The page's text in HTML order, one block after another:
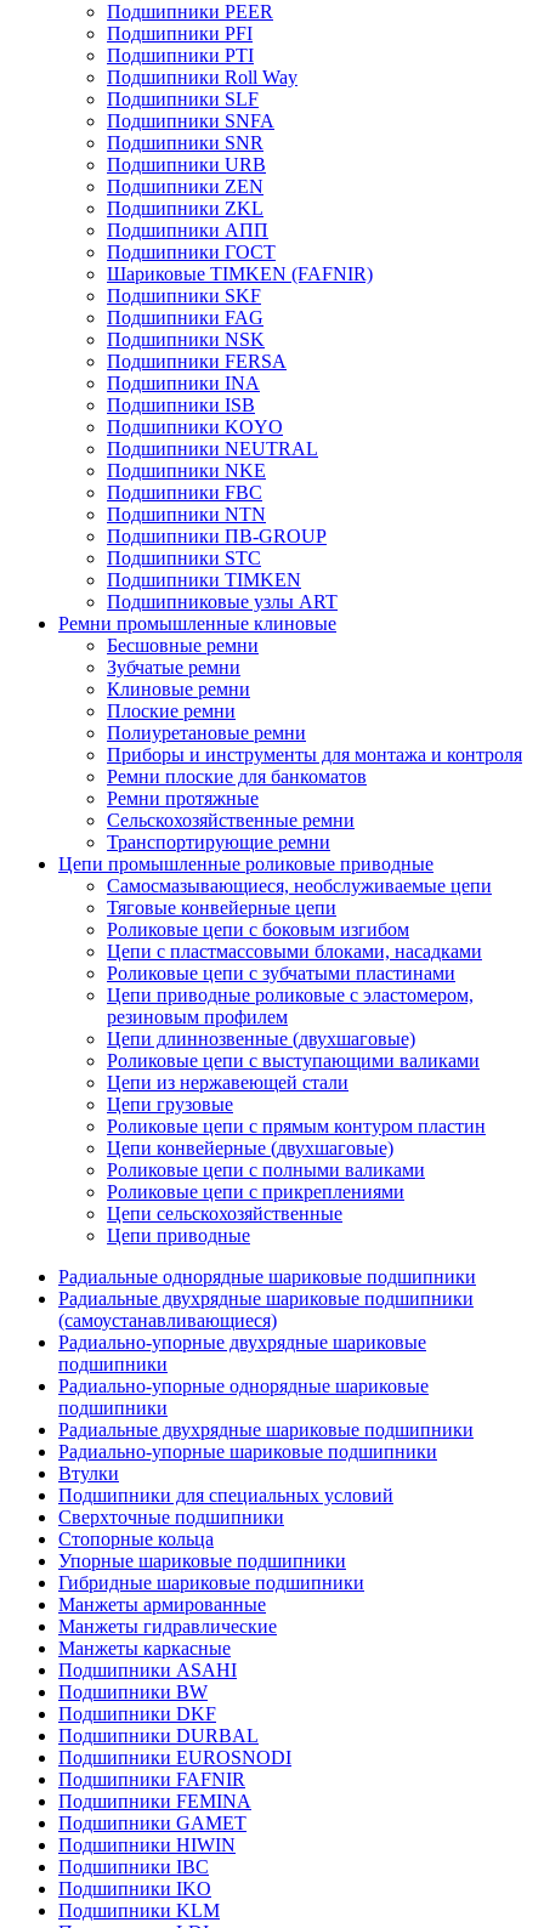
Подшипники PEER
Подшипники PFI
Подшипники PTI
Подшипники Roll Way
Подшипники SLF
Подшипники SNFA
Подшипники SNR
Подшипники URB
Подшипники ZEN
Подшипники ZKL
Подшипники АПП
Подшипники ГОСТ
Шариковые ТІMKEN (FAFNIR)
Подшипники SKF
Подшипники FAG
Подшипники NSK
Подшипники FERSA
Подшипники INA
Подшипники ISB
Подшипники KOYO
Подшипники NEUTRAL
Подшипники NKE
Подшипники FBC
Подшипники NTN
Подшипники ПВ-GROUP
Подшипники STC
Подшипники TIMKEN
Подшипниковые узлы ART
Ремни промышленные клиновые
Бесшовные ремни
Зубчатые ремни
Клиновые ремни
Плоские ремни
Полиуретановые ремни
Приборы и инструменты для монтажа и контроля
Ремни плоские для банкоматов
Ремни протяжные
Сельскохозяйственные ремни
Транспортирующие ремни
Цепи промышленные роликовые приводные
Самосмазывающиеся, необслуживаемые цепи
Тяговые конвейерные цепи
Роликовые цепи с боковым изгибом
Цепи с пластмассовыми блоками, насадками
Роликовые цепи с зубчатыми пластинами
Цепи приводные роликовые с эластомером,
резиновым профилем
Цепи длиннозвенные (двухшаговые)
Роликовые цепи с выступающими валиками
Цепи из нержавеющей стали
Цепи грузовые
Роликовые цепи с прямым контуром пластин
Цепи конвейерные (двухшаговые)
Роликовые цепи с полными валиками
Роликовые цепи с прикреплениями
Цепи сельскохозяйственные
Цепи приводные
Радиальные однорядные шариковые подшипники
Радиальные двухрядные шариковые подшипники
(самоустанавливающиеся)
Радиально-упорные двухрядные шариковые
подшипники
Радиально-упорные однорядные шариковые
подшипники
Радиальные двухрядные шариковые подшипники
Радиально-упорные шариковые подшипники
Втулки
Подшипники для специальных условий
Сверхточные подшипники
Стопорные кольца
Упорные шариковые подшипники
Гибридные шариковые подшипники
Манжеты армированные
Манжеты гидравлические
Манжеты каркасные
Подшипники ASAHI
Подшипники BW
Подшипники DKF
Подшипники DURBAL
Подшипники EUROSNODI
Подшипники FAFNIR
Подшипники FEMINA
Подшипники GAMET
Подшипники HIWIN
Подшипники IBC
Подшипники IKO
Подшипники KLM